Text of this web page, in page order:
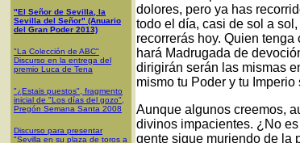
"El Señor de Sevilla, la
Sevilla del Señor" (Anuario
del Gran Poder 2013)
"La Colección de ABC"
Discurso en la entrega del
premio Luca de Tena
"¿Estais puestos", fragmento
inicial de "Los días del gozo",
Pregón Semana Santa 2008
Discurso para presentar
"Sevilla en su plaza de toros a
dolores, pero ya has
todo el día, casi de sol a
recorrerás hoy. Quien
hará Madrugada de
dirigirán serán las mismas
mismo tu Poder y tu
Aunque algunos creemos,
divinos impacientes. ¿No
gente sigue muriendo de la